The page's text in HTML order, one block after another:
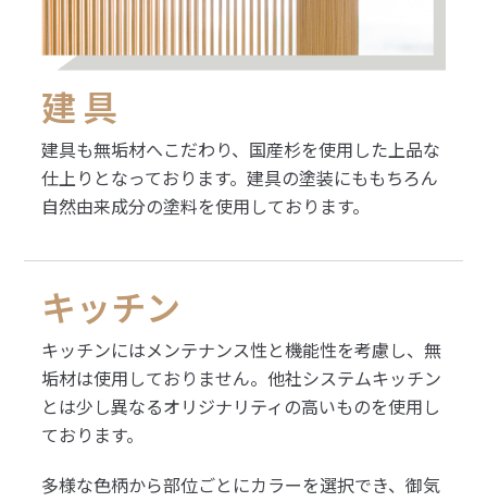
建 具
建具も無垢材へこだわり、国産杉を使用した上品な
仕上りとなっております。建具の塗装にももちろん
自然由来成分の塗料を使用しております。
キッチン
キッチンにはメンテナンス性と機能性を考慮し、無
垢材は使用しておりません。他社システムキッチン
とは少し異なるオリジナリティの高いものを使用し
ております。
多様な色柄から部位ごとにカラーを選択でき、御気